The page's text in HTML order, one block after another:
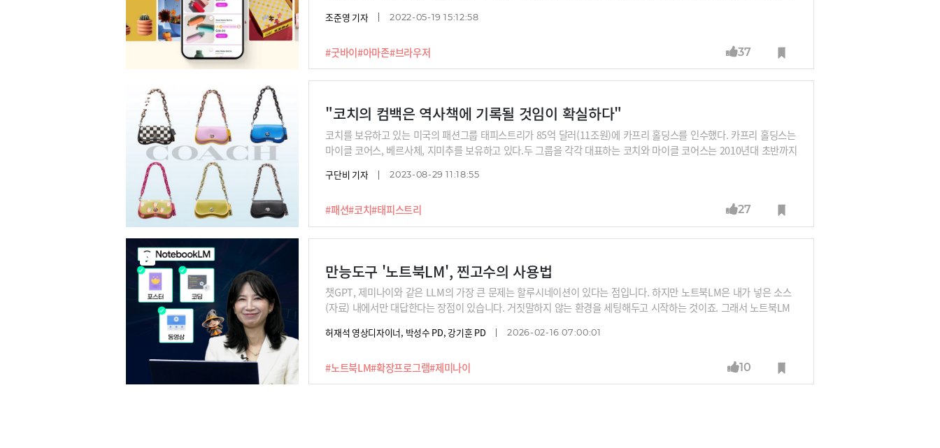
#굿바이#아마존#브라우저
사이를 비집고 들어갔는지 소개합니다.
조준영 기자 2022-05-19 15:12:58
37
"코치의 컴백은 역사책에 기록될 것임이 확실하다"
#패션#코치#태피스트리
코치를 보유하고 있는 미국의 패션그룹 태피스트리가 85억 달러(11조원)에 카프리 홀딩스를 인수했다. 카프리 홀딩스는
마이클 코어스, 베르사체, 지미추를 보유하고 있다.두 그룹을 각각 대표하는 코치와 마이클 코어스는 2010년대 초반까지
다가 상장 이후 매스티지(Masstige, Mass + Prestige, 대중적인 명품) 브랜드로 전략을 전환했다.② 단기수익에 대한
젊은 소비자들의 외면을 받았다.그런데 현재 두 브랜드의 상황은 정반대다. 2023년 1분기 마이클 코어스의 매출은 전년
대비 10.9% 감소한 9억1000만달러인 반면 코치는 7% 증가한 11억4000만달러.특히 마이클 코어스는 여전히 외면받
고 있지만 Y2K(2000년대) 유행을 등에 업
구단비 기자 2023-08-29 11:18:55
27
만능도구 '노트북LM', 찐고수의 사용법
#노트북LM#확장프로그램#제미나이
챗GPT, 제미나이와 같은 LLM의 가장 큰 문제는 할루시네이션이 있다는 점입니다. 하지만 노트북LM은 내가 넣은 소스
(자료) 내에서만 대답한다는 장점이 있습니다. 거짓말하지 않는 환경을 세팅해두고 시작하는 것이죠. 그래서 노트북LM
마녀’'라 불리는 김민정 이사로부터 노트북LM과 브라우저 플러그인을 결합해 자유자재로 노트북LM을 조련하는 노하우
허재석 영상디자이너, 박성수 PD, 강기훈 PD 2026-02-16 07:00:01
10